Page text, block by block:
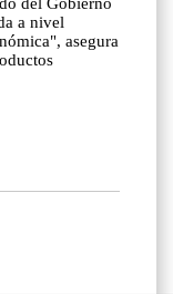
a nivel
asegura